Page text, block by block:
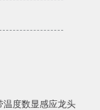
度数显感应龙头